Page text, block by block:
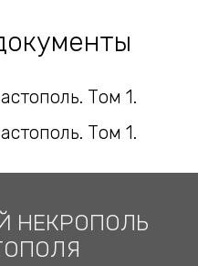
Том 1.
Том 1.
НЕКРОПОЛЬ